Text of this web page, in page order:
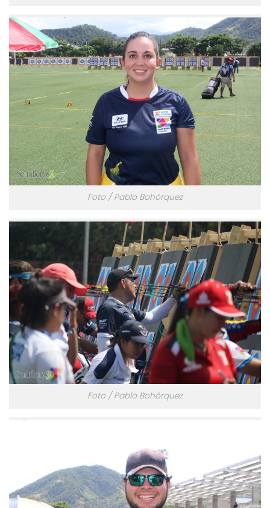
Foto / Pablo Bohórquez
Foto / Pablo Bohórquez